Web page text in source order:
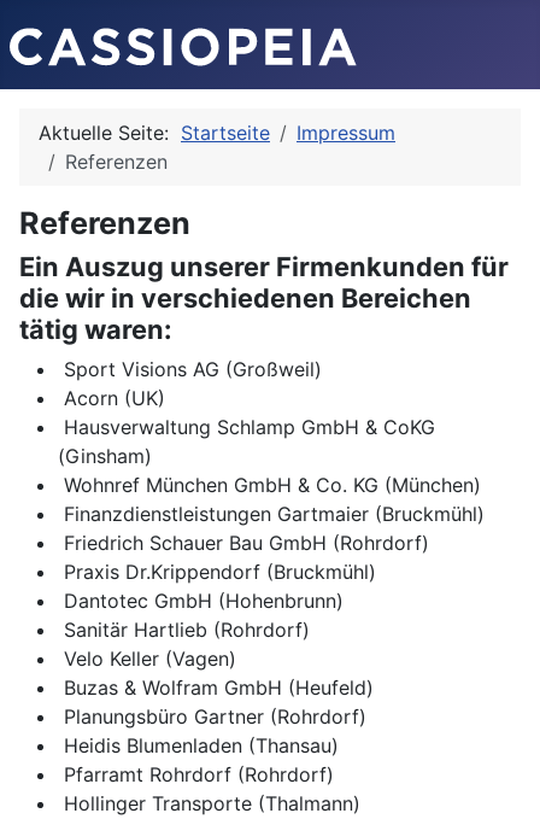
Aktuelle Seite: Startseite
Impressum
Referenzen
Referenzen
Ein Auszug unserer Firmenkunden für
die wir in verschiedenen Bereichen
tätig waren:
Sport Visions AG (Großweil)
Acorn (UK)
Hausverwaltung Schlamp GmbH & CoKG
(Ginsham)
Wohnref München GmbH & Co. KG (München)
Finanzdienstleistungen Gartmaier (Bruckmühl)
Friedrich Schauer Bau GmbH (Rohrdorf)
Praxis Dr.Krippendorf (Bruckmühl)
Dantotec GmbH (Hohenbrunn)
Sanitär Hartlieb (Rohrdorf)
Velo Keller (Vagen)
Buzas & Wolfram GmbH (Heufeld)
Planungsbüro Gartner (Rohrdorf)
Heidis Blumenladen (Thansau)
Pfarramt Rohrdorf (Rohrdorf)
Hollinger Transporte (Thalmann)